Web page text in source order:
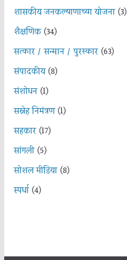
शासकीय जनकल्याणाच्या योजना(3)
शैक्षणिक(34)
सत्कार / सन्मान / पुरस्कार(63)
संपादकीय(8)
संशोधन(1)
सस्नेह निमंत्रण(1)
सहकार(17)
सांगली(5)
सोशल मीडिया(8)
स्पर्धा(4)